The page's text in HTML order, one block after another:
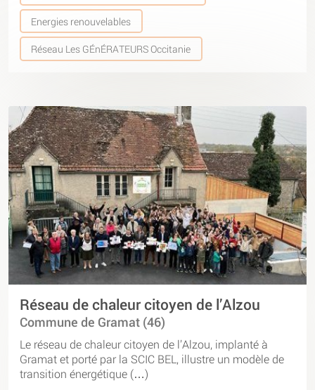
Energies renouvelables
Réseau Les GÉnÉRATEURS Occitanie
Réseau de chaleur citoyen de l’Alzou
Commune de Gramat (46)
Le réseau de chaleur citoyen de l’Alzou, implanté à
Gramat et porté par la SCIC BEL, illustre un modèle de
transition énergétique (…)